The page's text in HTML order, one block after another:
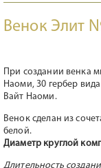
Венок Элит
При создании венка
Наоми, 30 гербер
Вайт Наоми.
Венок сделан из
белой.
Диаметр круглой
Длительность